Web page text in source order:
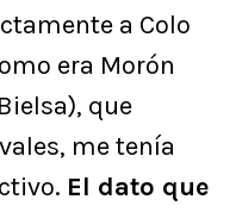
a Colo
era Morón
que
me tenía
El dato que